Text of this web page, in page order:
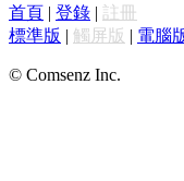
首頁 | 登錄 | 註冊
標準版 | 觸屏版 | 電腦
© Comsenz Inc.